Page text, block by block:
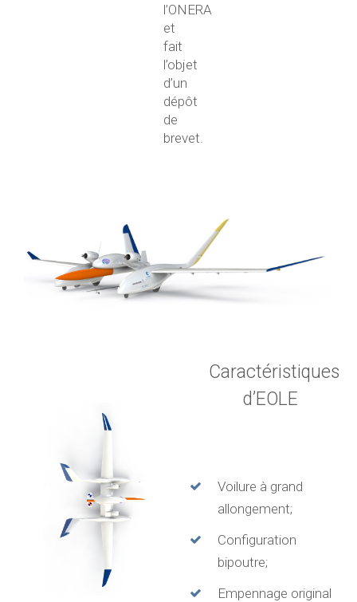
l’ONERA
et
fait
l’objet
d’un
dépôt
de
brevet.
Caractéristiques
d’EOLE
Voilure à grand
allongement;
Configuration
bipoutre;
Empennage original